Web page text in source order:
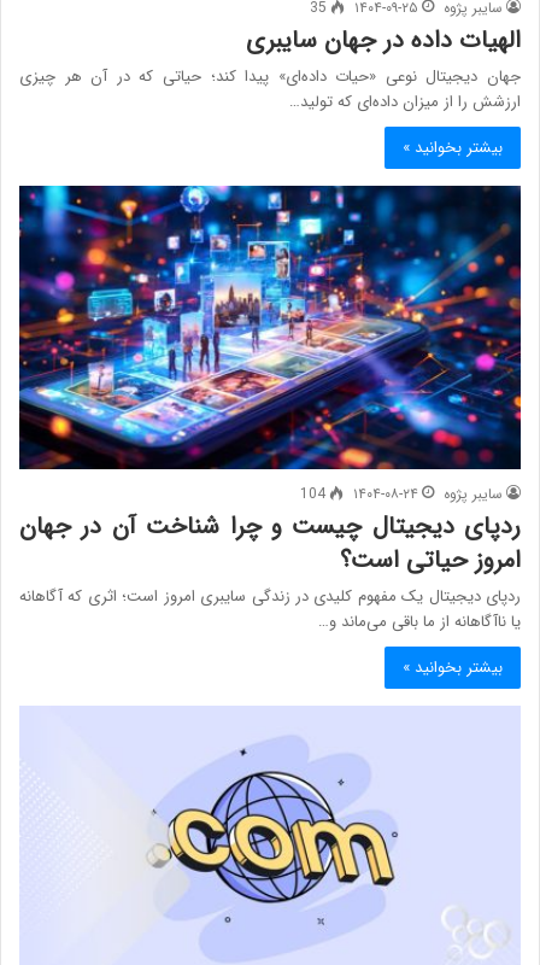
سایبر پژوه ۱۴۰۴-۰۹-۲۵ 35
الهیات داده در جهان سایبری
جهان دیجیتال نوعی «حیات داده‌ای» پیدا کند؛ حیاتی که در آن هر چیزی
ارزشش را از میزان داده‌ای که تولید…
بیشتر بخوانید »
سایبر پژوه ۱۴۰۴-۰۸-۲۴ 104
ردپای دیجیتال چیست و چرا شناخت آن در جهان
امروز حیاتی است؟
ردپای دیجیتال یک مفهوم کلیدی در زندگی سایبری امروز است؛ اثری که آگاهانه
یا ناآگاهانه از ما باقی می‌ماند و…
بیشتر بخوانید »